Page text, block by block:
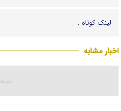
لینک کوتاه :
اخبار مشابه